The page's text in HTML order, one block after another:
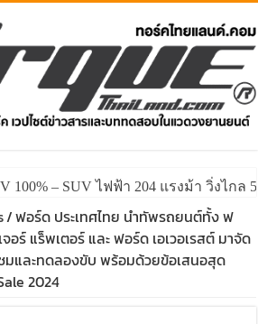
100% – SUV ไฟฟ้า 204 แรงม้า วิ่งไกล
GWM HAVAL H6 ปรับโฉมหน้าใหม่
/ฟอร์ด ประเทศไทย นำทัพรถยนต์ทั้ง ฟ
อร์ แร็พเตอร์ และ ฟอร์ด เอเวอเรสต์ มาจัด
มและทดลองขับ พร้อมด้วยข้อเสนอสุด
2024